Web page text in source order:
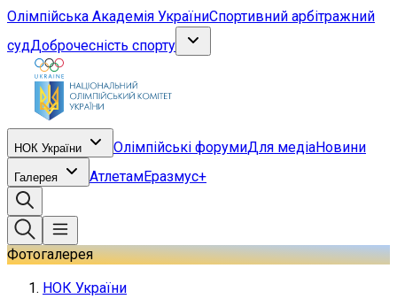
Олімпійська Академія УкраїниСпортивний арбітражний
судДоброчесність спорту
НОК України Олімпійські форумиДля медіаНовини
Галерея АтлетамЕразмус+
Фотогалерея
НОК України